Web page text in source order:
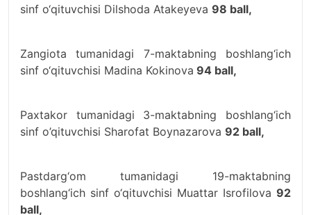
sinf o‘qituvchisi Dilshoda Atakeyeva 98 ball,
Zangiota tumanidagi 7-maktabning boshlang‘ich
sinf o‘qituvchisi Madina Kokinova 94 ball,
Paxtakor tumanidagi 3-maktabning boshlang‘ich
sinf o’qituvchisi Sharofat Boynazarova 92 ball,
Pastdarg‘om tumanidagi 19-maktabning
boshlang‘ich sinf o‘qituvchisi Muattar Isrofilova 92
ball,